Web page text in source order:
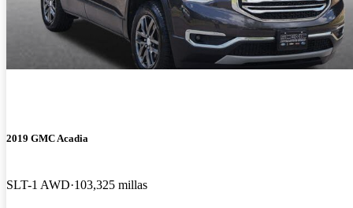
2019 GMC Acadia
SLT-1 AWD 103,325 millas